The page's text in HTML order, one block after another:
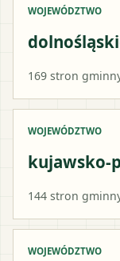
WOJEWÓDZTWO
169 stron
WOJEWÓDZTWO
kujawsko-
144 stron
WOJEWÓDZTWO